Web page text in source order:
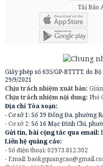
Tải Báo
Giấy phép số 635/GP-BTTTT, do
29/9/2021
Chịu trách nhiệm xuất bản:
Chịu trách nhiệm nội dung: Phó
Địa chỉ Tòa soạn:
- Cơ sở 1: Số 39 Đống Đa, phường
- Cơ sở 2: Số 16 Mạc Đĩnh Chi,
Gửi tin, bài cộng tác qua email:
Liên hệ quảng cáo:
- Số điện thoại: 02973.812.302
- Email: